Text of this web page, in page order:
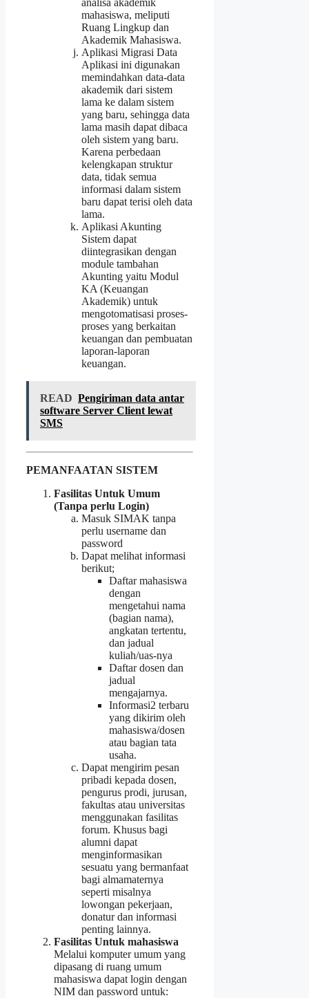
analisa akademik
mahasiswa, meliputi
Ruang Lingkup dan
Akademik Mahasiswa.
Aplikasi Migrasi Data
Aplikasi ini digunakan
memindahkan data-data
akademik dari sistem
lama ke dalam sistem
yang baru, sehingga data
lama masih dapat dibaca
oleh sistem yang baru.
Karena perbedaan
kelengkapan struktur
data, tidak semua
informasi dalam sistem
baru dapat terisi oleh data
lama.
Aplikasi Akunting
Sistem dapat
diintegrasikan dengan
module tambahan
Akunting yaitu Modul
KA (Keuangan
Akademik) untuk
mengotomatisasi proses-
proses yang berkaitan
keuangan dan pembuatan
laporan-laporan
keuangan.
READ Pengiriman data antar
software Server Client lewat
SMS
PEMANFAATAN SISTEM
Fasilitas Untuk Umum
(Tanpa perlu Login)
Masuk SIMAK tanpa
perlu username dan
password
Dapat melihat informasi
berikut;
Daftar mahasiswa
dengan
mengetahui nama
(bagian nama),
angkatan tertentu,
dan jadual
kuliah/uas-nya
Daftar dosen dan
jadual
mengajarnya.
Informasi2 terbaru
yang dikirim oleh
mahasiswa/dosen
atau bagian tata
usaha.
Dapat mengirim pesan
pribadi kepada dosen,
pengurus prodi, jurusan,
fakultas atau universitas
menggunakan fasilitas
forum. Khusus bagi
alumni dapat
menginformasikan
sesuatu yang bermanfaat
bagi almamaternya
seperti misalnya
lowongan pekerjaan,
donatur dan informasi
penting lainnya.
Fasilitas Untuk mahasiswa
Melalui komputer umum yang
dipasang di ruang umum
mahasiswa dapat login dengan
NIM dan password untuk: